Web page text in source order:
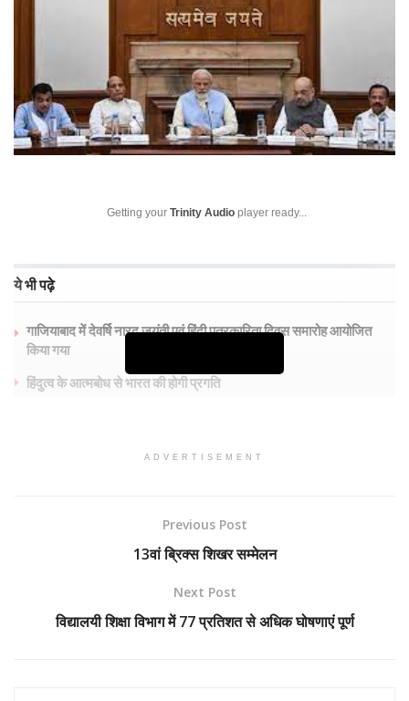
Getting your Trinity Audio player ready...
ये भी पढ़े
गाजियाबाद में देवर्षि नारद जयंती एवं हिंदी पत्रकारिता दिवस समारोह आयोजित
किया गया
हिंदुत्व के आत्मबोध से भारत की होगी प्रगति
प्रधानमंत्री श्री नरेन्द्र मोदी की अध्यक्षता में आर्थिक मामलों की मंत्रिमंडल
समिति ने रबी विपणन सीजन (आरएमएस) 2022-23 के लिये सभी रबी
ADVERTISEMENT
Previous Post
13वां ब्रिक्स शिखर सम्मेलन
Next Post
विद्यालयी शिक्षा विभाग में 77 प्रतिशत से अधिक घोषणाएं पूर्ण